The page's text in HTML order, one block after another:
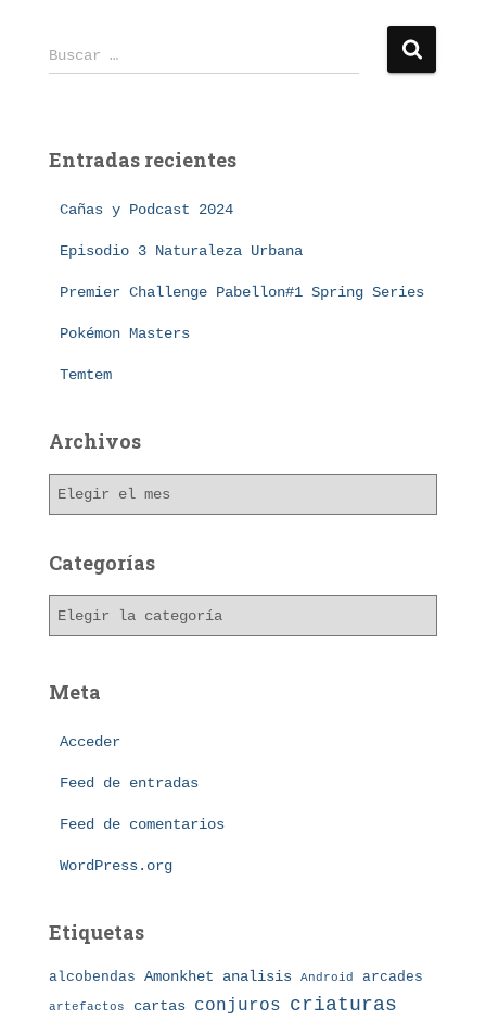
B
u
r
Buscar …
Entradas recientes
Cañas y Podcast 2024
Episodio 3 Naturaleza Urbana
Premier Challenge Pabellon#1 Spring Series
Pokémon Masters
Temtem
Archivos
h
Categorías
g
Meta
Acceder
Feed de entradas
Feed de comentarios
WordPress.org
Etiquetas
alcobendas Amonkhet analisis Android arcades
artefactos cartas conjuros criaturas